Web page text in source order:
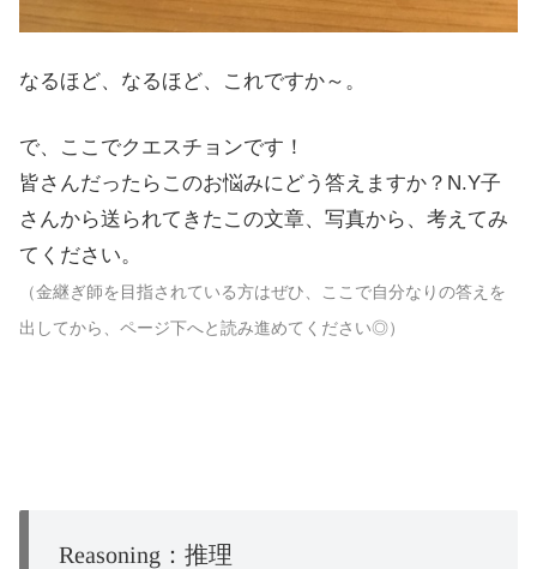
なるほど、なるほど、これですか～。
で、ここでクエスチョンです！
皆さんだったらこのお悩みにどう答えますか？N.Y子
さんから送られてきたこの文章、写真から、考えてみ
てください。
（金継ぎ師を目指されている方はぜひ、ここで自分なりの答えを
出してから、ページ下へと読み進めてください◎）
Reasoning：推理